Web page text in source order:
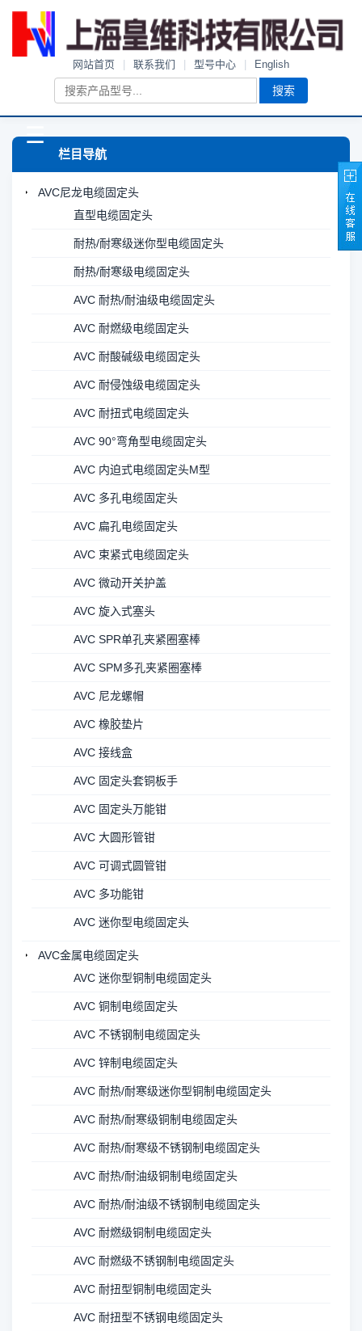
网站首页 联系我们 型号中心 English
搜索
☰
栏目导航
AVC尼龙电缆固定头
直型电缆固定头
耐热/耐寒级迷你型电缆固定头
耐热/耐寒级电缆固定头
AVC 耐热/耐油级电缆固定头
AVC 耐燃级电缆固定头
AVC 耐酸碱级电缆固定头
AVC 耐侵蚀级电缆固定头
AVC 耐扭式电缆固定头
AVC 90°弯角型电缆固定头
AVC 内迫式电缆固定头M型
AVC 多孔电缆固定头
AVC 扁孔电缆固定头
AVC 束紧式电缆固定头
AVC 微动开关护盖
AVC 旋入式塞头
AVC SPR单孔夹紧圈塞棒
AVC SPM多孔夹紧圈塞棒
AVC 尼龙螺帽
AVC 橡胶垫片
AVC 接线盒
AVC 固定头套铜板手
AVC 固定头万能钳
AVC 大圆形管钳
AVC 可调式圆管钳
AVC 多功能钳
AVC 迷你型电缆固定头
AVC金属电缆固定头
AVC 迷你型铜制电缆固定头
AVC 铜制电缆固定头
AVC 不锈钢制电缆固定头
AVC 锌制电缆固定头
AVC 耐热/耐寒级迷你型铜制电缆固定头
AVC 耐热/耐寒级铜制电缆固定头
AVC 耐热/耐寒级不锈钢制电缆固定头
AVC 耐热/耐油级铜制电缆固定头
AVC 耐热/耐油级不锈钢制电缆固定头
AVC 耐燃级铜制电缆固定头
AVC 耐燃级不锈钢制电缆固定头
AVC 耐扭型铜制电缆固定头
AVC 耐扭型不锈钢电缆固定头